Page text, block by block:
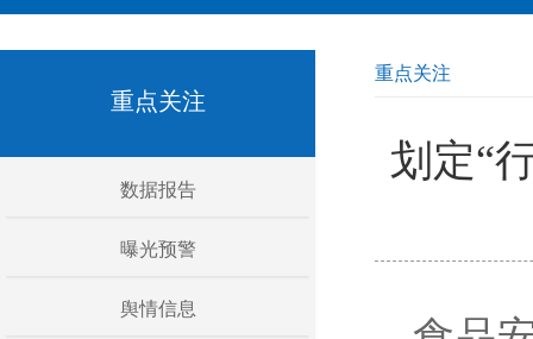
重点关注
数据报告
曝光预警
舆情信息
重点关注
划定“